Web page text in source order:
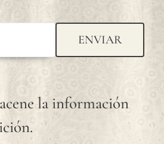
ENVIAR
la información